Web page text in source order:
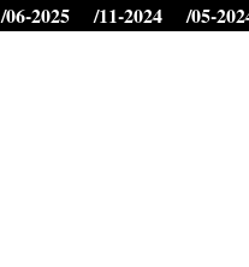
/06-2025 /11-2024 /05-